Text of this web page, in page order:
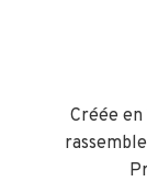
en
Créée en